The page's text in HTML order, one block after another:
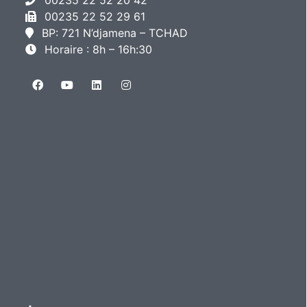
00235 22 52 29 61
BP: 721 N’djamena – TCHAD
Horaire : 8h – 16h:30